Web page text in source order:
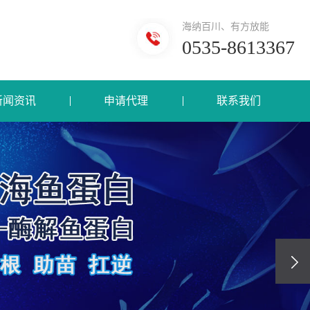
海纳百川、有方放能
0535-8613367
闻资讯 申请代理 联系我们